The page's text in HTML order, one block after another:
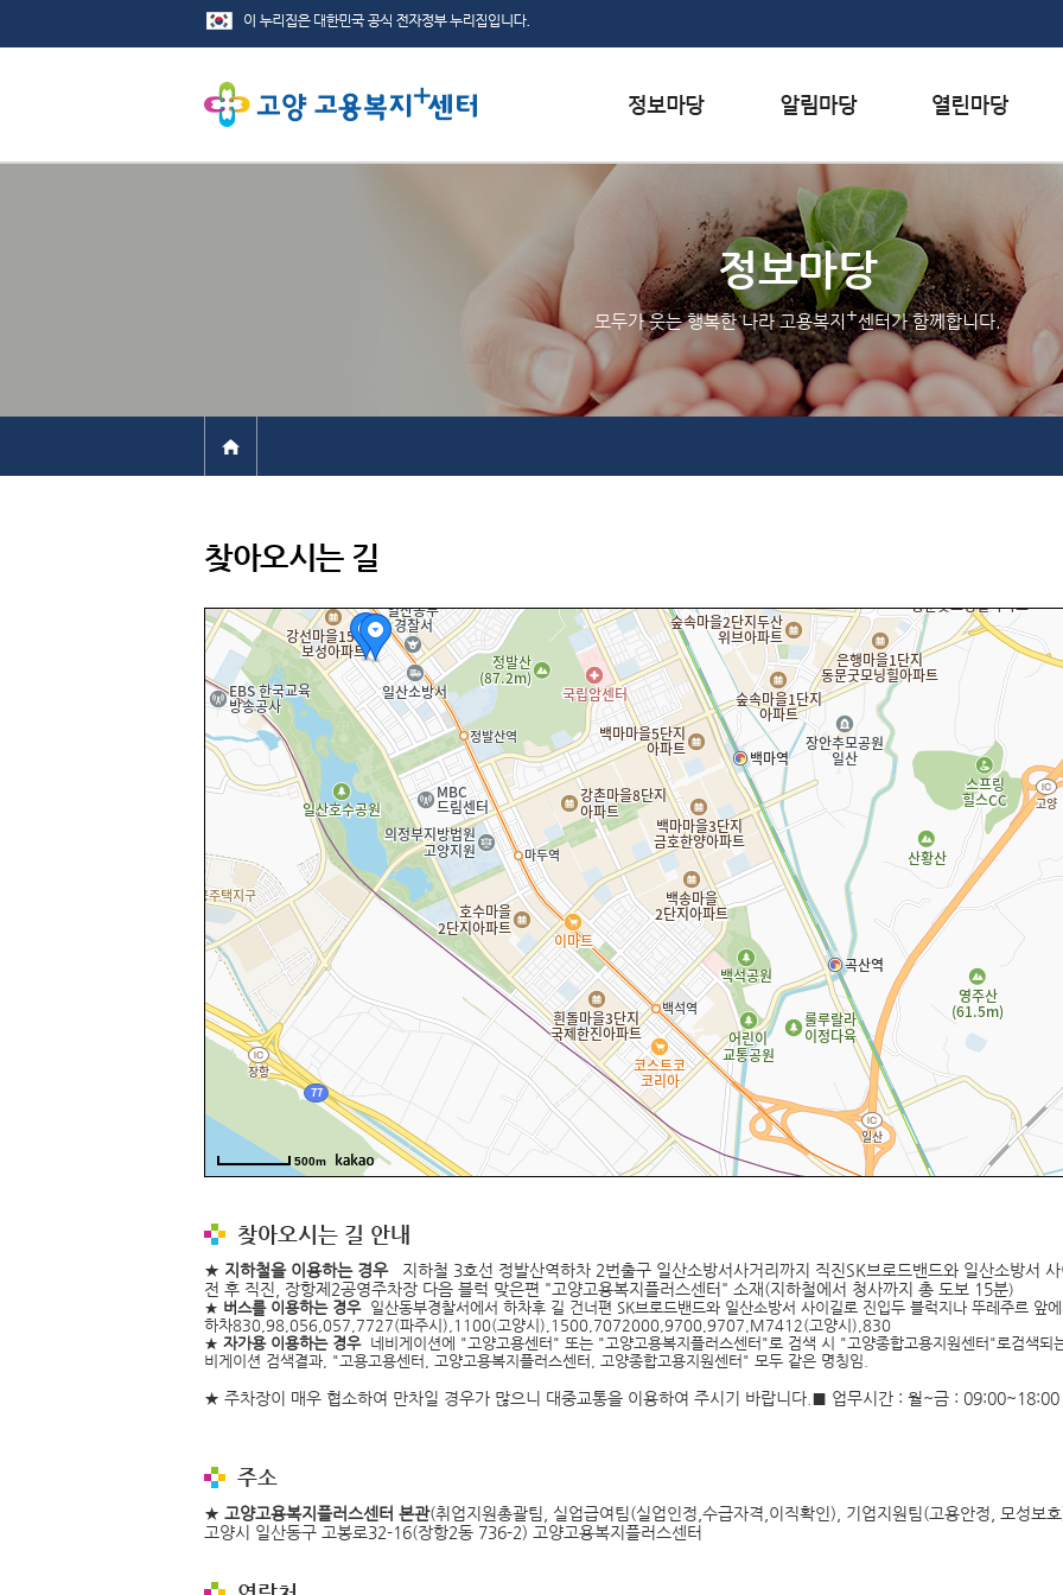
채용정보
인재정보
관련사이트
행사일정
공지사항
홍보/보도자료실
질문하기
칭찬하기
불친절 신고하기
정보마당
모두가 웃는 행복한 나라 고용복지+센터가 함께합니다.
찾아오시는 길
500m
찾아오시는 길 안내
★ 지하철을 이용하는 경우
지하철 3호선 정발산역하차 2번출구 일산소방서사거리까지 직진SK브로드밴드와 일산소방서
전 후 직진, 장항제2공영주차장 다음 블럭 맞은편 "고양고용복지플러스센터" 소재(지하철에서 청사까지 총 도보 15분)
★ 버스를 이용하는 경우일산동부경찰서에서 하차후 길 건너편 SK브로드밴드와 일산소방서 사이길로 진입두 블럭지나 뚜레주르 앞
하차830,98,056,057,7727(파주시),1100(고양시),1500,7072000,9700,9707,M7412(고양시),830
★ 자가용 이용하는 경우네비게이션에 "고양고용센터" 또는 "고양고용복지플러스센터"로 검색 시 "고양종합고용지원센터"로검색되
비게이션 검색결과, "고용고용센터, 고양고용복지플러스센터, 고양종합고용지원센터" 모두 같은 명칭임.
★ 주차장이 매우 협소하여 만차일 경우가 많으니 대중교통을 이용하여 주시기 바랍니다.■ 업무시간 : 월~금 :
주소
★ 고양고용복지플러스센터 본관(취업지원총괄팀, 실업급여팀(실업인정,수급자격,이직확인), 기업지원팀(고용안정, 모성보
고양시 일산동구 고봉로32-16(장항2동 736-2) 고양고용복지플러스센터